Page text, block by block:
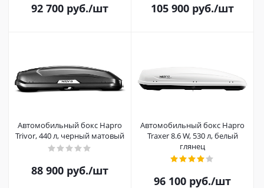
92 700 руб./шт 105 900 руб./шт
Автомобильный бокс Hapro
Trivor, 440 л, черный матовый
88 900 руб./шт
Автомобильный бокс Hapro
Traxer 8.6 W, 530 л, белый
глянец
96 100 руб./шт